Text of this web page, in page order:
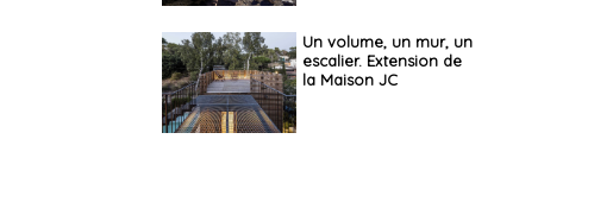
Un volume, un mur, un
escalier. Extension de
la Maison JC